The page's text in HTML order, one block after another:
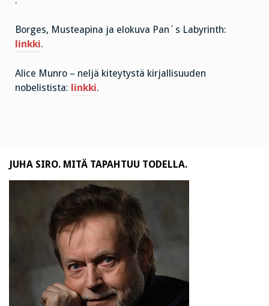
Borges, Musteapina ja elokuva Pan´s Labyrinth:
linkki.
Alice Munro – neljä kiteytystä kirjallisuuden
nobelistista: linkki.
JUHA SIRO. MITÄ TAPAHTUU TODELLA.